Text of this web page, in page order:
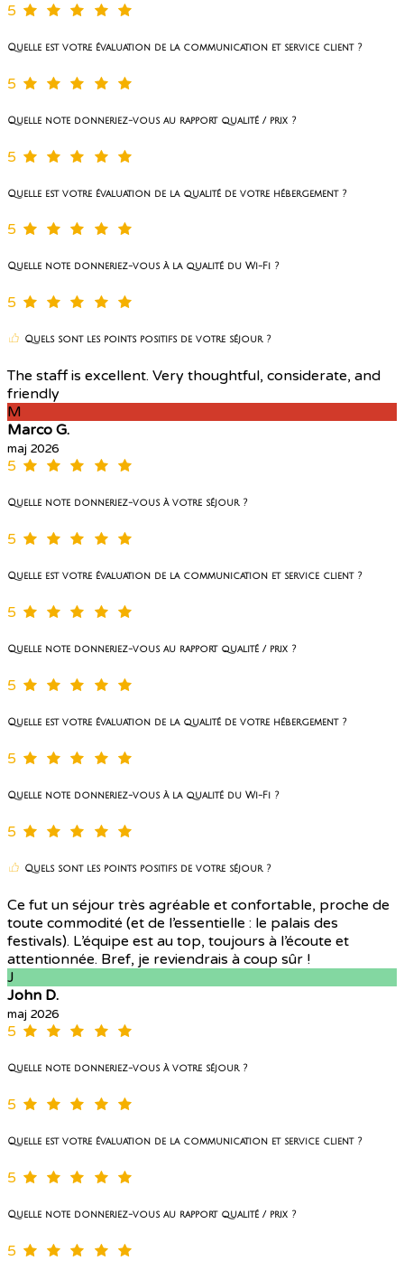
5
Quelle est votre évaluation de la communication et service client ?
5
Quelle note donneriez-vous au rapport qualité / prix ?
5
Quelle est votre évaluation de la qualité de votre hébergement ?
5
Quelle note donneriez-vous à la qualité du Wi-Fi ?
5
Quels sont les points positifs de votre séjour ?
The staff is excellent. Very thoughtful, considerate, and
friendly
M
Marco G.
maj 2026
5
Quelle note donneriez-vous à votre séjour ?
5
Quelle est votre évaluation de la communication et service client ?
5
Quelle note donneriez-vous au rapport qualité / prix ?
5
Quelle est votre évaluation de la qualité de votre hébergement ?
5
Quelle note donneriez-vous à la qualité du Wi-Fi ?
5
Quels sont les points positifs de votre séjour ?
Ce fut un séjour très agréable et confortable, proche de
toute commodité (et de l’essentielle : le palais des
festivals). L’équipe est au top, toujours à l’écoute et
attentionnée. Bref, je reviendrais à coup sûr !
J
John D.
maj 2026
5
Quelle note donneriez-vous à votre séjour ?
5
Quelle est votre évaluation de la communication et service client ?
5
Quelle note donneriez-vous au rapport qualité / prix ?
5